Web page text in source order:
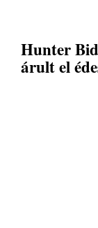
Hunter
árult el